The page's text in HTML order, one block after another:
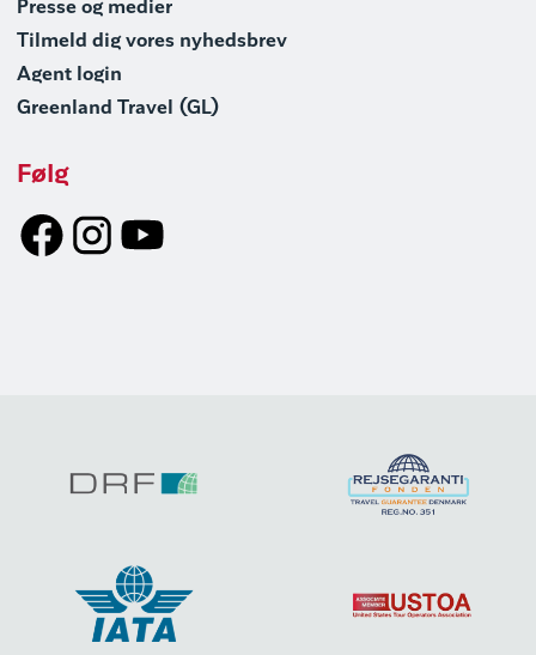
Presse og medier
Tilmeld dig vores nyhedsbrev
Agent login
Greenland Travel (GL)
Følg